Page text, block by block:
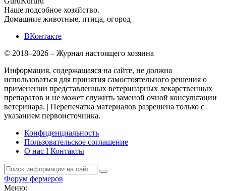
Наше подсобное хозяйство.
Домашние животные, птица, огород
ВКонтакте
© 2018–2026 – Журнал настоящего хозяина
Информация, содержащаяся на сайте, не должна
использоваться для принятия самостоятельного решения о
применении представленных ветеринарных лекарственных
препаратов и не может служить заменой очной консультации
ветеринара. | Перепечатка материалов разрешена только с
указанием первоисточника.
Конфиденциальность
Пользовательское соглашение
О нас I Контакты
Форум фермеров
Меню: